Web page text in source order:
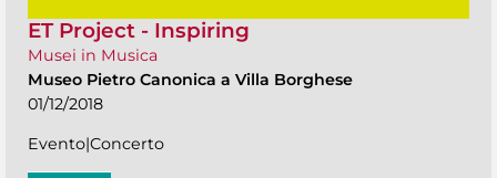
ET Project - Inspiring
Musei in Musica
Museo Pietro Canonica a Villa Borghese
01/12/2018
Evento|Concerto